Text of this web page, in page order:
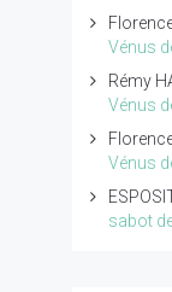
Vénus
Rémy
Vénus
Vénus
sabot